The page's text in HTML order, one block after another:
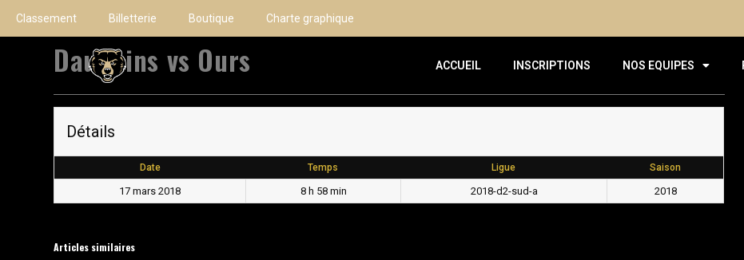
Classement Billetterie Boutique Charte graphique
ACCUEIL INSCRIPTIONS NOS EQUIPES
Dauphins vs Ours
Détails
Date Temps Ligue Saison
17 mars 2018 8 h 58 min 2018-d2-sud-a 2018
Articles similaires